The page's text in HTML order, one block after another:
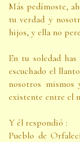
Más pedímoste,
tu verdad y
hijos, y ella no
En tu soledad
escuchado el
nosotros
existente entre el
Y él respondió :
Pueblo de